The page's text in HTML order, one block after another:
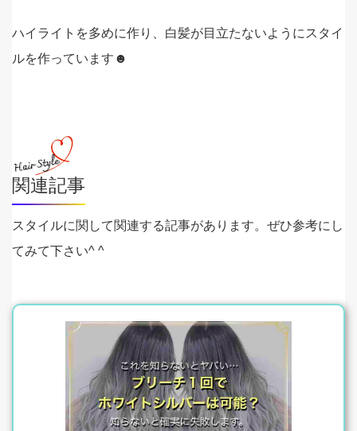
ハイライトを多めに作り、白髪が目立たないようにスタイ
ルを作っています☻
関連記事
スタイルに関して関連する記事があります。ぜひ参考にし
てみて下さい^ ^